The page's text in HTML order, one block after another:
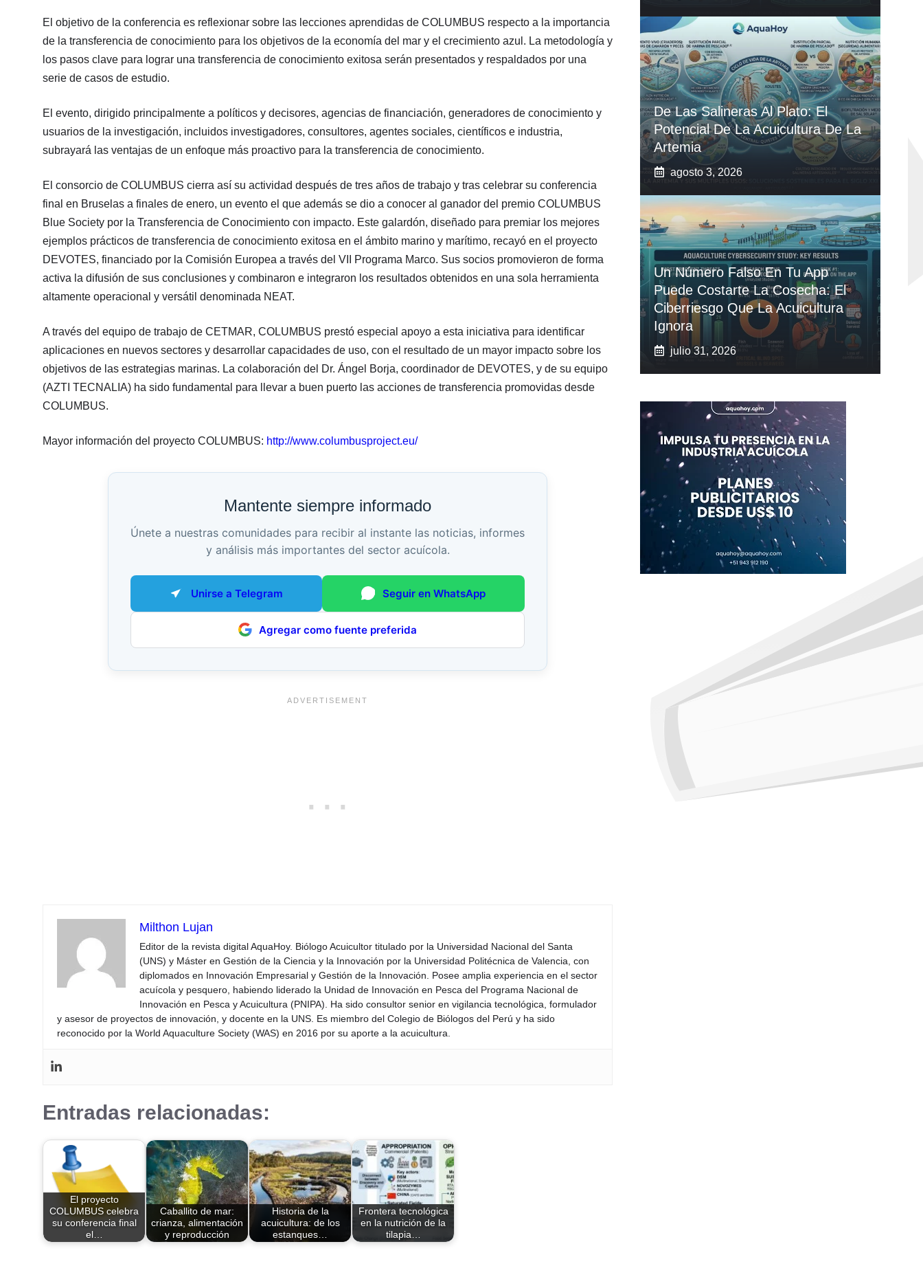
El objetivo de la conferencia es reflexionar sobre las lecciones aprendidas de COLUMBUS respecto a la importancia
de la transferencia de conocimiento para los objetivos de la economía del mar y el crecimiento azul. La metodología y
los pasos clave para lograr una transferencia de conocimiento exitosa serán presentados y respaldados por una
serie de casos de estudio.
El evento, dirigido principalmente a políticos y decisores, agencias de financiación, generadores de conocimiento y
usuarios de la investigación, incluidos investigadores, consultores, agentes sociales, científicos e industria,
subrayará las ventajas de un enfoque más proactivo para la transferencia de conocimiento.
El consorcio de COLUMBUS cierra así su actividad después de tres años de trabajo y tras celebrar su conferencia
final en Bruselas a finales de enero, un evento el que además se dio a conocer al ganador del premio COLUMBUS
Blue Society por la Transferencia de Conocimiento con impacto. Este galardón, diseñado para premiar los mejores
ejemplos prácticos de transferencia de conocimiento exitosa en el ámbito marino y marítimo, recayó en el proyecto
DEVOTES, financiado por la Comisión Europea a través del VII Programa Marco. Sus socios promovieron de forma
activa la difusión de sus conclusiones y combinaron e integraron los resultados obtenidos en una sola herramienta
altamente operacional y versátil denominada NEAT.
A través del equipo de trabajo de CETMAR, COLUMBUS prestó especial apoyo a esta iniciativa para identificar
aplicaciones en nuevos sectores y desarrollar capacidades de uso, con el resultado de un mayor impacto sobre los
objetivos de las estrategias marinas. La colaboración del Dr. Ángel Borja, coordinador de DEVOTES, y de su equipo
(AZTI TECNALIA) ha sido fundamental para llevar a buen puerto las acciones de transferencia promovidas desde
COLUMBUS.
Mayor información del proyecto COLUMBUS: http://www.columbusproject.eu/
Mantente siempre informado
Únete a nuestras comunidades para recibir al instante las noticias, informes
y análisis más importantes del sector acuícola.
Unirse a Telegram Seguir en WhatsApp
Agregar como fuente preferida
Milthon Lujan
Editor de la revista digital AquaHoy. Biólogo Acuicultor titulado por la Universidad Nacional del Santa
(UNS) y Máster en Gestión de la Ciencia y la Innovación por la Universidad Politécnica de Valencia, con
diplomados en Innovación Empresarial y Gestión de la Innovación. Posee amplia experiencia en el sector
acuícola y pesquero, habiendo liderado la Unidad de Innovación en Pesca del Programa Nacional de
Innovación en Pesca y Acuicultura (PNIPA). Ha sido consultor senior en vigilancia tecnológica, formulador
y asesor de proyectos de innovación, y docente en la UNS. Es miembro del Colegio de Biólogos del Perú y ha sido
reconocido por la World Aquaculture Society (WAS) en 2016 por su aporte a la acuicultura.
Entradas relacionadas:
El proyecto
COLUMBUS celebra
su conferencia final
el…
Caballito de mar:
crianza, alimentación
y reproducción
Historia de la
acuicultura: de los
estanques…
Frontera tecnológica
en la nutrición de la
tilapia…
De Las Salineras Al Plato: El
Potencial De La Acuicultura De La
Artemia
agosto 3, 2026
Un Número Falso En Tu App
Puede Costarte La Cosecha: El
Ciberriesgo Que La Acuicultura
Ignora
julio 31, 2026